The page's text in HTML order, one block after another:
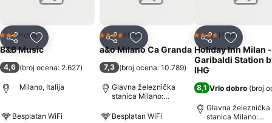
Deli Dodati u favorite
3 Zvezdice
Hotel
B&B Music
4,6 (broj ocena: 2.627)
Milano, Italija
Besplatan WiFi
Deli Dodati u favorite
4 Zvezdice
Hotel
a&o Milano Ca Granda
7,3 (broj ocena: 10.789)
Glavna železnička
stanica Milano:
Besplatan WiFi
Deli Dodati
4 Zvezdice
Hotel
Holiday Inn Milan -
Garibaldi Station
IHG
8,1 Vrlo dobro (broj
Glavna železnička
stanica Milano: